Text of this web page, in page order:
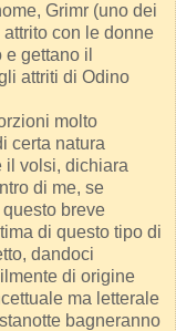
Grimr (uno dei
con le donne
gettano il
attriti di Odino
molto
certa natura
il volsi, dichiara
di me, se
breve
di questo tipo di
dandoci
di origine
ma letterale
bagneranno